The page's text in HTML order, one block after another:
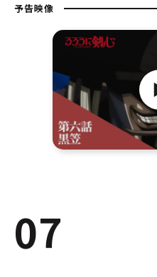
予告映像
07